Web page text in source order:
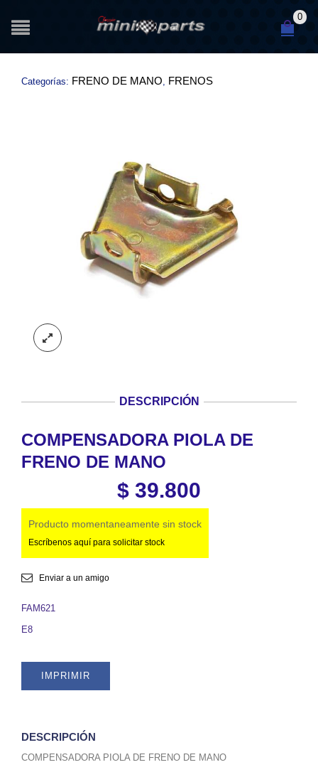
0
Categorías: FRENO DE MANO FRENOS
DESCRIPCIÓN
COMPENSADORA PIOLA DE
FRENO DE MANO
$ 39.800
Producto momentaneamente sin stock
Escríbenos aquí para solicitar stock
Enviar a un amigo
FAM621
E8
IMPRIMIR
DESCRIPCIÓN
COMPENSADORA PIOLA DE FRENO DE MANO